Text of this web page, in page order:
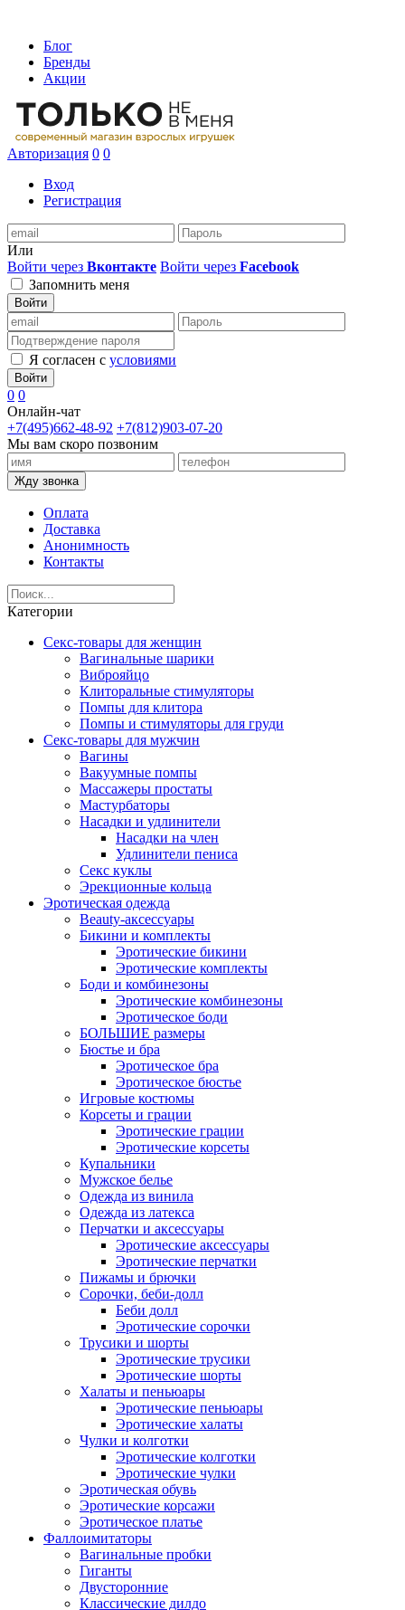
Блог
Бренды
Акции
Авторизация 0 0
Вход
Регистрация
Или
Войти через Вконтакте Войти через Facebook
Запомнить меня
Войти
Я согласен с условиями
Войти
0 0
Онлайн-чат
+7(495)662-48-92 +7(812)903-07-20
Мы вам скоро позвоним
Жду звонка
Оплата
Доставка
Анонимность
Контакты
Категории
Секс-товары для женщин
Вагинальные шарики
Виброяйцо
Клиторальные стимуляторы
Помпы для клитора
Помпы и стимуляторы для груди
Секс-товары для мужчин
Вагины
Вакуумные помпы
Массажеры простаты
Мастурбаторы
Насадки и удлинители
Насадки на член
Удлинители пениса
Секс куклы
Эрекционные кольца
Эротическая одежда
Beauty-аксессуары
Бикини и комплекты
Эротические бикини
Эротические комплекты
Боди и комбинезоны
Эротические комбинезоны
Эротическое боди
БОЛЬШИЕ размеры
Бюстье и бра
Эротическое бра
Эротическое бюстье
Игровые костюмы
Корсеты и грации
Эротические грации
Эротические корсеты
Купальники
Мужское белье
Одежда из винила
Одежда из латекса
Перчатки и аксессуары
Эротические аксессуары
Эротические перчатки
Пижамы и брючки
Сорочки, беби-долл
Беби долл
Эротические сорочки
Трусики и шорты
Эротические трусики
Эротические шорты
Халаты и пеньюары
Эротические пеньюары
Эротические халаты
Чулки и колготки
Эротические колготки
Эротические чулки
Эротическая обувь
Эротические корсажи
Эротическое платье
Фаллоимитаторы
Вагинальные пробки
Гиганты
Двусторонние
Классические дилдо